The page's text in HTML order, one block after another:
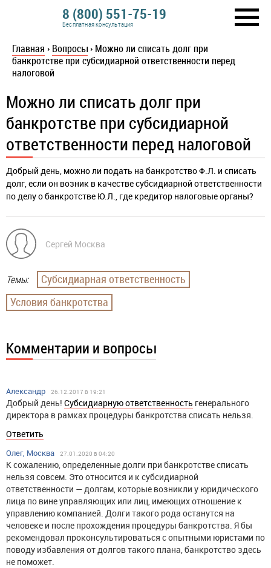
8 (800) 551-75-19
Бесплатная консультация
Главная › Вопросы › Можно ли списать долг при
банкротстве при субсидиарной ответственности перед
налоговой
Можно ли списать долг при
банкротстве при субсидиарной
ответственности перед налоговой
Добрый день, можно ли подать на банкротство Ф.Л. и списать
долг, если он возник в качестве субсидиарной ответственности
по делу о банкротстве Ю.Л., где кредитор налоговые органы?
Сергей Москва
Темы:
Субсидиарная ответственность
Условия банкротства
Комментарии и вопросы
Александр 26.12.2017 в 19:21
Добрый день! Субсидиарную ответственность генерального
директора в рамках процедуры банкротства списать нельзя.
Ответить
Олег, Москва 27.01.2020 в 04:20
К сожалению, определенные долги при банкротстве списать
нельзя совсем. Это относится и к субсидиарной
ответственности — долгам, которые возникли у юридического
лица по вине управляющих или лиц, имеющих отношение к
управлению компанией. Долги такого рода останутся на
человеке и после прохождения процедуры банкротства. Я бы
рекомендовал проконсультироваться с опытными юристами по
поводу избавления от долгов такого плана, банкротство здесь
не поможет.